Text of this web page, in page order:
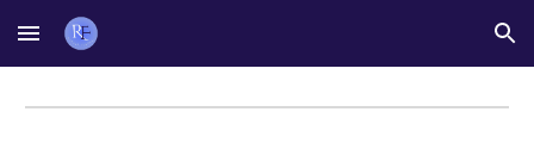
Skip to main content Skip to navigation